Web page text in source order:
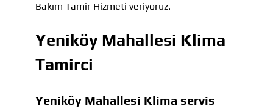
Bakım Tamir Hizmeti veriyoruz.
Yeniköy Mahallesi Klima
Tamirci
Yeniköy Mahallesi Klima servis